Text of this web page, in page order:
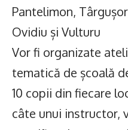
Pantelimon,
Ovidiu și Vulturu
Vor fi organizate
tematică de școală
10 copii din fiecare
câte unui instructor,